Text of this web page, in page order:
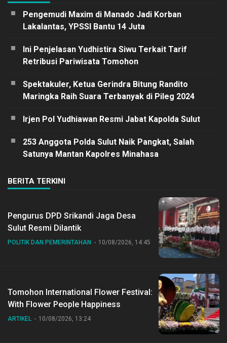
Pengemudi Maxim di Manado Jadi Korban
Lakalantas, YPSSI Bantu 14 Juta
Ini Penjelasan Yudhistira Siwu Terkait Tarif
Retribusi Pariwisata Tomohon
Spektakuler, Ketua Gerindra Bitung Randito
Maringka Raih Suara Terbanyak di Pileg 2024
Irjen Pol Yudhiawan Resmi Jabat Kapolda Sulut
253 Anggota Polda Sulut Naik Pangkat, Salah
Satunya Mantan Kapolres Minahasa
BERITA TERKINI
Pengurus DPD Srikandi Jaga Desa
Sulut Resmi Dilantik
POLITIK DAN PEMERINTAHAN 10/08/2026, 14:45
Tomohon International Flower Festival:
With Flower People Happiness
ARTIKEL 10/08/2026, 13:24